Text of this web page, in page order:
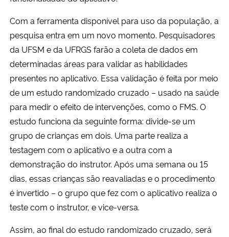
Com a ferramenta disponível para uso da população, a
pesquisa entra em um novo momento. Pesquisadores
da UFSM e da UFRGS farão a coleta de dados em
determinadas áreas para validar as habilidades
presentes no aplicativo. Essa validação é feita por meio
de um estudo randomizado cruzado – usado na saúde
para medir o efeito de intervenções, como o FMS. O
estudo funciona da seguinte forma: divide-se um
grupo de crianças em dois. Uma parte realiza a
testagem com o aplicativo e a outra com a
demonstração do instrutor. Após uma semana ou 15
dias, essas crianças são reavaliadas e o procedimento
é invertido – o grupo que fez com o aplicativo realiza o
teste com o instrutor, e vice-versa.
Assim, ao final do estudo randomizado cruzado, será